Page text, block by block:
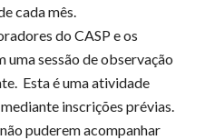
cada mês.
do CASP e os
sessão de observação
Esta é uma atividade
inscrições prévias.
puderem acompanhar